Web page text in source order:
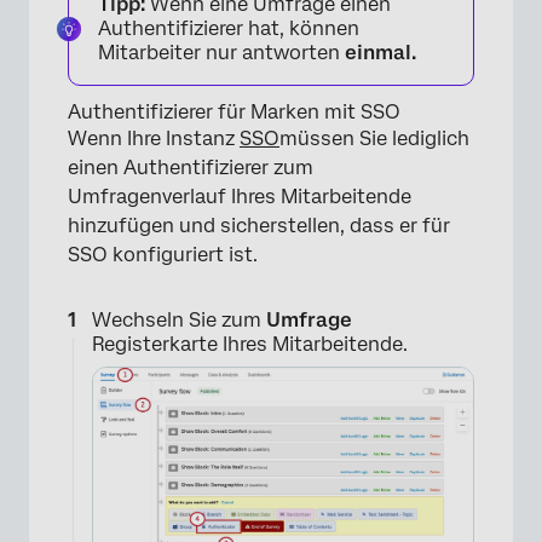
Authentifizierer hat, können
Mitarbeiter nur antworten einmal.
Authentifizierer für Marken mit SSO
Wenn Ihre Instanz SSOmüssen Sie lediglich
einen Authentifizierer zum
Umfragenverlauf Ihres Mitarbeitende
hinzufügen und sicherstellen, dass er für
SSO konfiguriert ist.
Wechseln Sie zum Umfrage
Registerkarte Ihres Mitarbeitende.